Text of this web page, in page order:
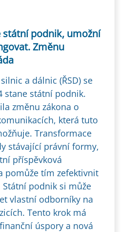
státní podnik, umožní
Změnu
a dálnic (ŘSD) se
stane státní podnik.
změnu zákona o
která tuto
Transformace
stávající právní formy,
příspěvková
pomůže tím zefektivnit
Státní podnik si může
vlastní odborníky na
Tento krok má
úspory a nová